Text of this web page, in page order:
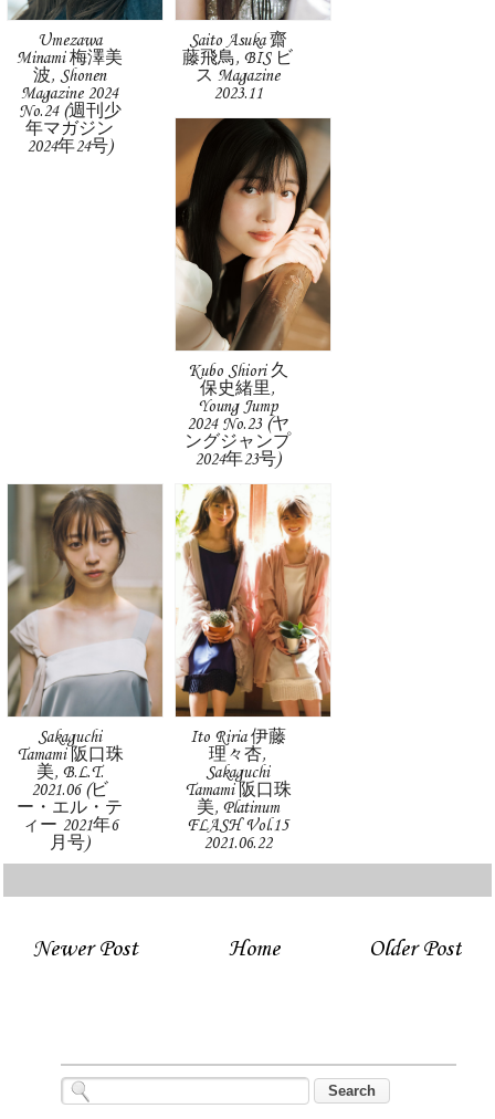
Umezawa
Minami 梅澤美
波, Shonen
Magazine 2024
No.24 (週刊少
年マガジン
2024年24号)
Saito Asuka 齋
藤飛鳥, BIS ビ
ス Magazine
2023.11
Kubo Shiori 久
保史緒里,
Young Jump
2024 No.23 (ヤ
ングジャンプ
2024年23号)
Sakaguchi
Tamami 阪口珠
美, B.L.T.
2021.06 (ビ
ー・エル・テ
ィー 2021年6
月号)
Ito Riria 伊藤
理々杏,
Sakaguchi
Tamami 阪口珠
美, Platinum
FLASH Vol.15
2021.06.22
Newer Post Older Post
Home